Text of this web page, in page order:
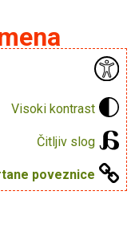
Visoki kontrast
Čitljiv slog
poveznice